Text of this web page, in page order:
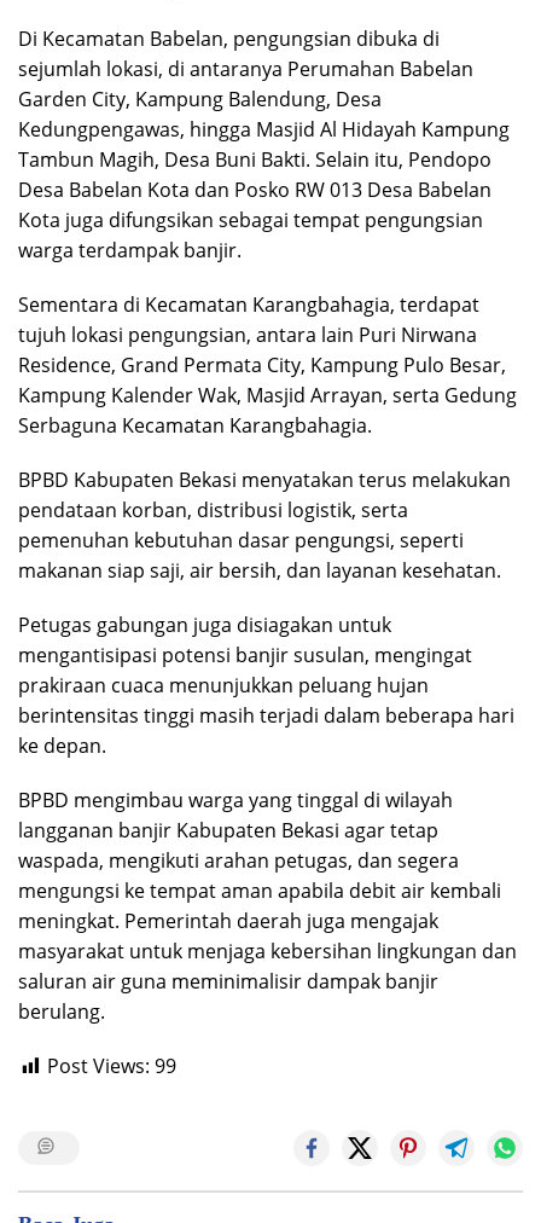
Di Kecamatan Babelan, pengungsian dibuka di
sejumlah lokasi, di antaranya Perumahan Babelan
Garden City, Kampung Balendung, Desa
Kedungpengawas, hingga Masjid Al Hidayah Kampung
Tambun Magih, Desa Buni Bakti. Selain itu, Pendopo
Desa Babelan Kota dan Posko RW 013 Desa Babelan
Kota juga difungsikan sebagai tempat pengungsian
warga terdampak banjir.
Sementara di Kecamatan Karangbahagia, terdapat
tujuh lokasi pengungsian, antara lain Puri Nirwana
Residence, Grand Permata City, Kampung Pulo Besar,
Kampung Kalender Wak, Masjid Arrayan, serta Gedung
Serbaguna Kecamatan Karangbahagia.
BPBD Kabupaten Bekasi menyatakan terus melakukan
pendataan korban, distribusi logistik, serta
pemenuhan kebutuhan dasar pengungsi, seperti
makanan siap saji, air bersih, dan layanan kesehatan.
Petugas gabungan juga disiagakan untuk
mengantisipasi potensi banjir susulan, mengingat
prakiraan cuaca menunjukkan peluang hujan
berintensitas tinggi masih terjadi dalam beberapa hari
ke depan.
BPBD mengimbau warga yang tinggal di wilayah
langganan banjir Kabupaten Bekasi agar tetap
waspada, mengikuti arahan petugas, dan segera
mengungsi ke tempat aman apabila debit air kembali
meningkat. Pemerintah daerah juga mengajak
masyarakat untuk menjaga kebersihan lingkungan dan
saluran air guna meminimalisir dampak banjir
berulang.
Post Views: 99